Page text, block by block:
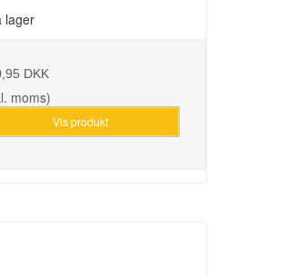
lager
DKK
moms)
Vis produkt